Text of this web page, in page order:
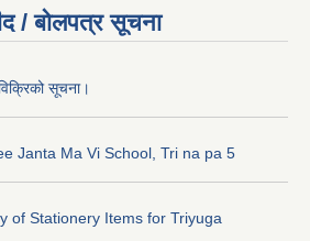
/ बोलपत्र सूचना
सूचना।
Janta Ma Vi School, Tri na pa 5
of Stationery Items for Triyuga